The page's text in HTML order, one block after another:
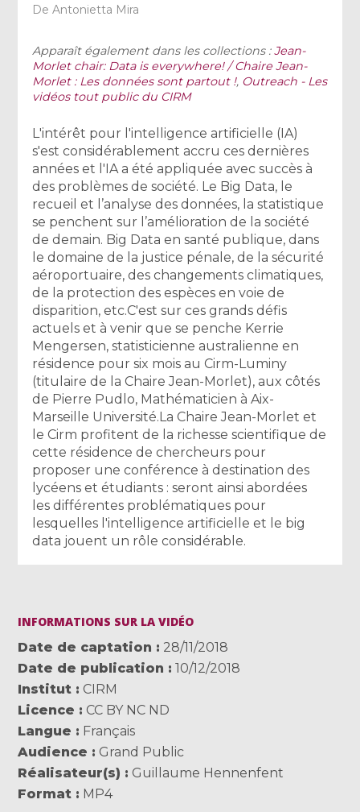
DeAntonietta Mira
Apparaît également dans les collections :Jean-
Morlet chair: Data is everywhere! / Chaire Jean-
Morlet : Les données sont partout !, Outreach - Les
vidéos tout public du CIRM
​L'intérêt pour l'intelligence artificielle (IA)
s'est considérablement accru ces dernières
années et l'IA a été appliquée avec succès à
des problèmes de société. Le Big Data, le
recueil et l’analyse des données, la statistique
se penchent sur l’amélioration de la société
de demain. Big Data en santé publique, dans
le domaine de la justice pénale, de la sécurité
aéroportuaire, des changements climatiques,
de la protection des espèces en voie de
disparition, etc. ​ ​C'est sur ces grands défis
actuels et à venir que se penche Kerrie
Mengersen, statisticienne australienne en
résidence pour six mois au Cirm-Luminy
(titulaire de la Chaire Jean-Morlet), aux côtés
de Pierre Pudlo, Mathématicien à Aix-
Marseille Université. ​ ​La Chaire Jean-Morlet et
le Cirm profitent de la richesse scientifique de
cette résidence de chercheurs pour
proposer une conférence à destination des
lycéens et étudiants : seront ainsi abordées
les différentes problématiques pour
lesquelles l'intelligence artificielle et le big
data jouent un rôle considérable.
INFORMATIONS SUR LA VIDÉO
Date de captation
28/11/2018
Date de publication
10/12/2018
Institut
CIRM
Licence
CC BY NC ND
Langue
Français
Audience
Grand Public
Réalisateur(s)
Guillaume Hennenfent
Format
MP4